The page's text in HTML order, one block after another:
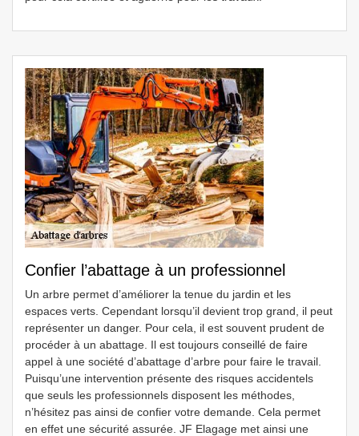
Confier l’abattage à un professionnel
Un arbre permet d’améliorer la tenue du jardin et les
espaces verts. Cependant lorsqu’il devient trop grand, il peut
représenter un danger. Pour cela, il est souvent prudent de
procéder à un abattage. Il est toujours conseillé de faire
appel à une société d’abattage d’arbre pour faire le travail.
Puisqu’une intervention présente des risques accidentels
que seuls les professionnels disposent les méthodes,
n’hésitez pas ainsi de confier votre demande. Cela permet
en effet une sécurité assurée. JF Elagage met ainsi une